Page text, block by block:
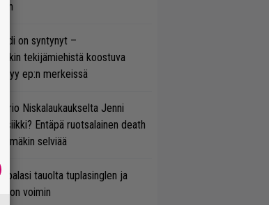
on syntynyt –
tekijämiehistä koostuva
ep:n merkeissä
Niskalaukaukselta Jenni
Entäpä ruotsalainen death
tämäkin selviää
palasi tauolta tuplasinglen ja
voimin